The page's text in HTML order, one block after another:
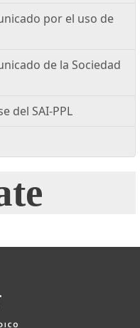
por el uso de
de la Sociedad
del SAI-PPL